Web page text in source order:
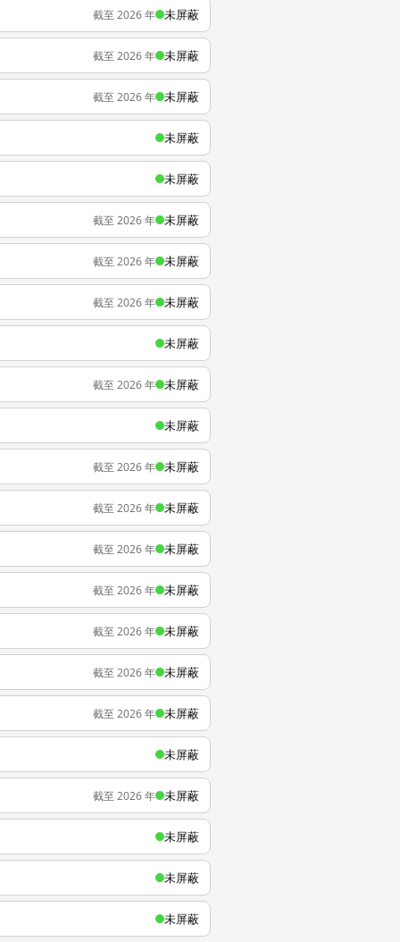
截至 2026 年 未屏蔽
截至 2026 年 未屏蔽
截至 2026 年 未屏蔽
未屏蔽
未屏蔽
截至 2026 年 未屏蔽
截至 2026 年 未屏蔽
截至 2026 年 未屏蔽
未屏蔽
截至 2026 年 未屏蔽
未屏蔽
截至 2026 年 未屏蔽
截至 2026 年 未屏蔽
截至 2026 年 未屏蔽
截至 2026 年 未屏蔽
截至 2026 年 未屏蔽
截至 2026 年 未屏蔽
截至 2026 年 未屏蔽
未屏蔽
截至 2026 年 未屏蔽
未屏蔽
未屏蔽
未屏蔽